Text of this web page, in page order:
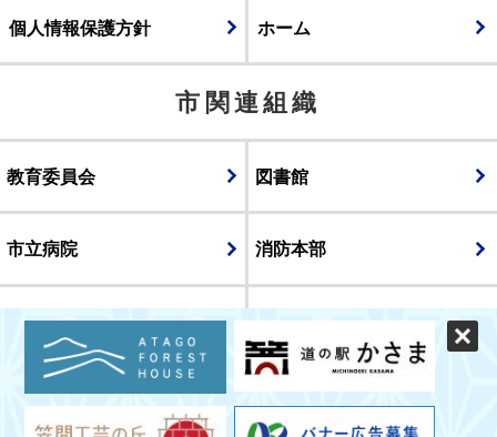
個人情報保護方針 ホーム
市関連組織
教育委員会 図書館
市立病院 消防本部
議会
表示 スマートフォン版 パソコン版